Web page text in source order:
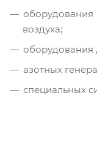
воздуха;
оборудования
азотных
специальных